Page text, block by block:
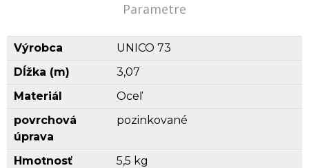
Parametre
Výrobca
UNICO 73
Dĺžka (m)
3,07
Materiál
Oceľ
povrchová
úprava
pozinkované
Hmotnosť 5,5 kg